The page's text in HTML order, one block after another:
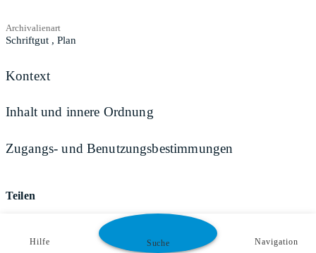
Archivalienart
Schriftgut , Plan
Kontext
Inhalt und innere Ordnung
Zugangs- und Benutzungsbestimmungen
Teilen
Hilfe Suche Navigation